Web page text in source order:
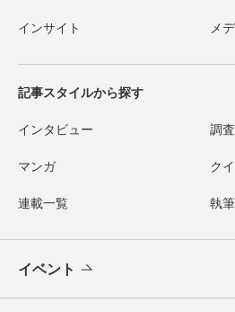
インサイト メ
記事スタイルから探す
インタビュー 調査
マンガ ク
連載一覧 執
イベント